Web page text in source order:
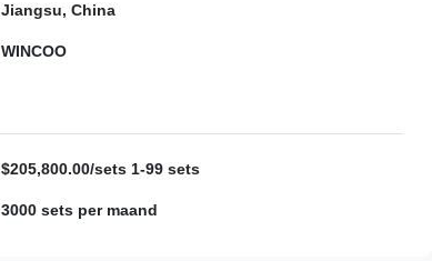
Jiangsu, China
WINCOO
$205,800.00/sets 1-99 sets
3000 sets per maand